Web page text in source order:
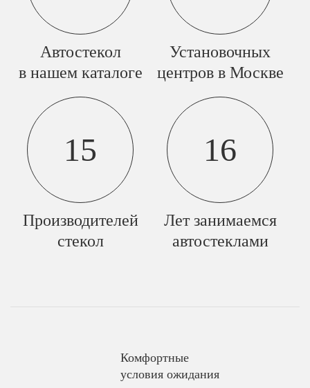
Автостекол
в нашем каталоге
Установочных
центров в Москве
15
Производителей
стекол
16
Лет занимаемся
автостеклами
Комфортные
условия ожидания